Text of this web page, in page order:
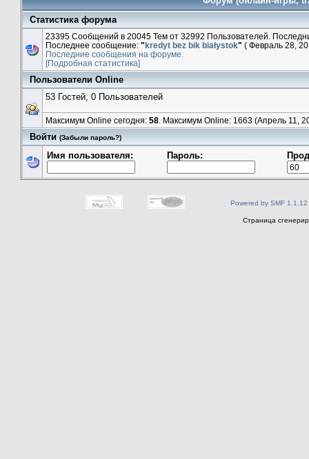
Статистика форума
23395 Сообщений в 20045 Тем от 32992 Пользователей.
Последнее сообщение: "kredyt bez bik białystok" ( Февраль 28,
Последние сообщения на форуме.
[Подробная статистика]
Пользователи Online
53 Гостей, 0 Пользователей
Максимум Online сегодня: 58 . Максимум Online: 1663 (Апрель 11,
Войти (Забыли пароль?)
Имя пользователя: Пароль:
Powered by SMF 1.1.12
Страница